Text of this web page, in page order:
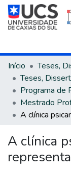
Início
A clínica